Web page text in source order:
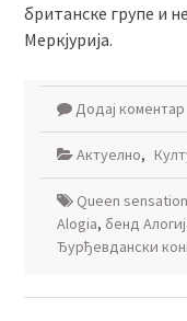
британске групе и
Меркјурија.
Додај коментар
Актуелно,
Queen
Аlogia, бенд
Ђурђевдански